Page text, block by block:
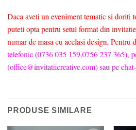
Daca aveti un eveniment tematic si doriti
puteti opta pentru setul format din
numar de masa cu acelasi design. Pentru
telefonic (0736 035 159,0756 237 365),
(office@invitatiicreative.com) sau pe
PRODUSE SIMILARE